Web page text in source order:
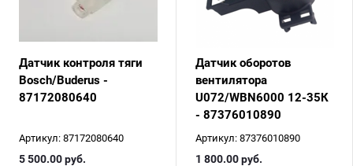
Датчик контроля тяги
Bosch/Buderus -
87172080640
Артикул: 87172080640
5 500.00руб.
Датчик оборотов
вентилятора
U072/WBN6000 12-35К
- 87376010890
Артикул: 87376010890
1 800.00руб.